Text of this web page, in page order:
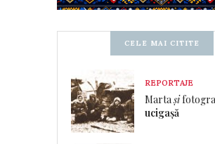
CELE MAI CITITE
REPORTAJE
Martași
ucigașă